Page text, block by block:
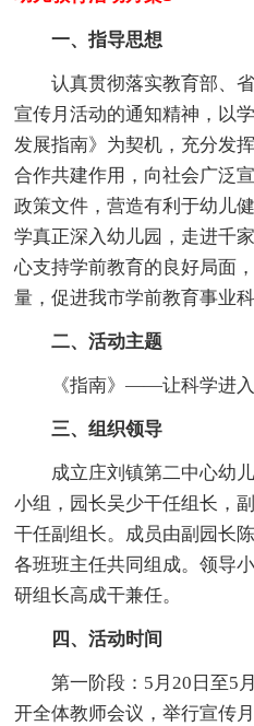
一、指导思想
认真贯彻落实教育部、
宣传月活动的通知精神，以
发展指南》为契机，充分发
合作共建作用，向社会广泛
政策文件，营造有利于幼儿
学真正深入幼儿园，走进千
心支持学前教育的良好局面
量，促进我市学前教育事业科
二、活动主题
《指南》——让科学进入
三、组织领导
成立庄刘镇第二中心幼
小组，园长吴少干任组长，
干任副组长。成员由副园长
各班班主任共同组成。领导
研组长高成干兼任。
四、活动时间
第一阶段：5月20日至5
开全体教师会议，举行宣传